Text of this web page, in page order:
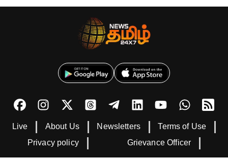
Live About Us Newsletters
Terms of Use
Privacy policy
Grievance Officer